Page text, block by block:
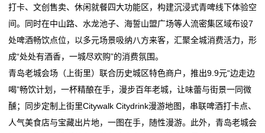
打卡、文创售卖、休闲就餐四大功能区，构建沉浸式青啤线下体验空
间。同时在中山路、水龙池子、海誓山盟广场等人流密集区域布设7
处啤酒畅饮点位，以多元场景吸纳八方来客，汇聚全城消费活力，形
成“处处有酒香，一城尽欢购”的消费氛围。
青岛老城会场（上街里）联合历史城区特色商户，推出9.9元“边走边
喝”畅饮计划，一杯精酿在手，漫步百年老城，让味蕾与街景一同微
醺；同步定制上街里Citywalk Citydrink漫游地图，串联啤酒打卡点、
人气美食店与宝藏出片地，一图在手，随性漫游。此外，青岛老城会